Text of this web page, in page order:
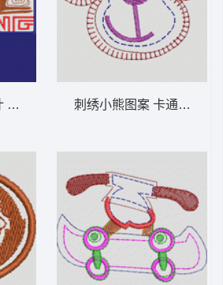
丹枫品牌标志设计 卡通童装章标贴布 刺绣小熊图案 卡通童